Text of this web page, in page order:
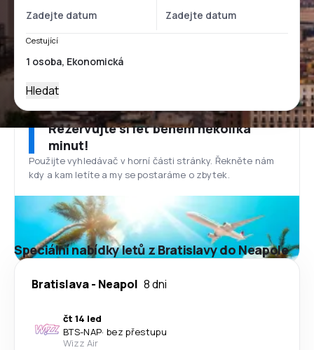
Cestující
Hledat
Rezervujte si let během několika
minut!
Použijte vyhledávač v horní části stránky. Řekněte nám
kdy a kam letíte a my se postaráme o zbytek.
Speciální nabídky letů z Bratislavy do Neapole
Bratislava- Neapol 8 dni
čt 14 led
BTS-NAP· bez přestupu
Wizz Air